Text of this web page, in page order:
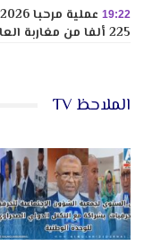
19:22
225 ألفا من مغاربة العالم وسط تواصل التدفقات نحو المملكة
الملاحظ TV